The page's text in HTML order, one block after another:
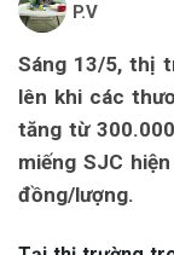
P.V
Sáng 13/5, thị
lên khi các
tăng từ
miếng SJC
đồng/lượng.